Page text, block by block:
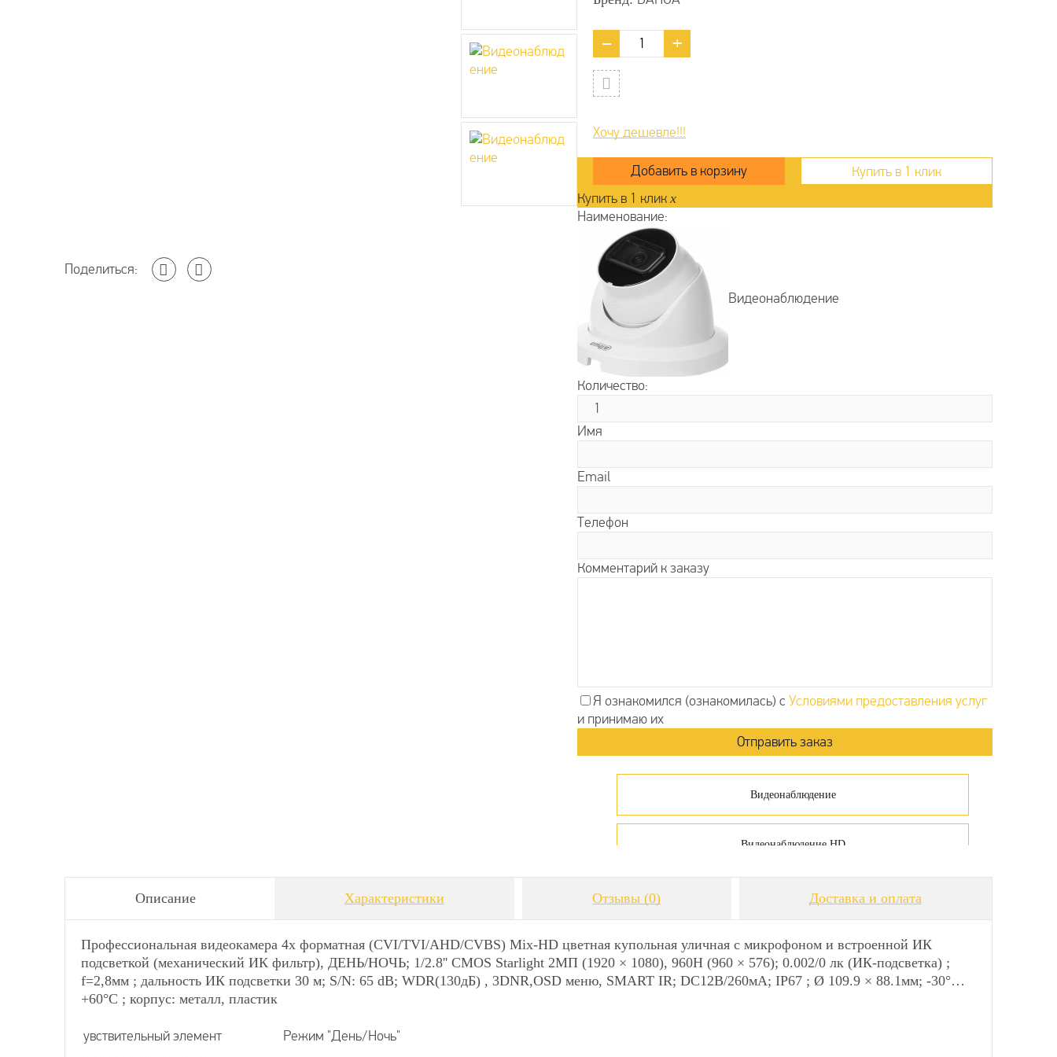
Поделиться:
Хочу дешевле!!!
Купить в 1 клик
Купить в 1 клик x
Наименование:
Видеонаблюдение
Количество:
Имя
Email
Телефон
Комментарий к заказу
Я ознакомился (ознакомилась) с Условиями предоставления услуг
и принимаю их
Видеонаблюдение
Видеонаблюдение HD
Камеры видеонаблюдения
Описание Характеристики Отзывы(0) Доставка и оплата
Профессиональная видеокамера 4х форматная (CVI/TVI/AHD/CVBS) Mix-HD цветная купольная уличная с микрофоном и встроенной ИК
подсветкой (механический ИК фильтр), ДЕНЬ/НОЧЬ; 1/2.8'' CMOS Starlight 2MП (1920 × 1080), 960H (960 × 576); 0.002/0 лк (ИК-подсветка) ;
f=2,8мм ; дальность ИК подсветки 30 м; S/N: 65 dB; WDR(130дБ) , 3DNR,OSD меню, SMART IR; DC12В/260мА; IP67 ; Ø 109.9 × 88.1мм; -30°…
+60°C ; корпус: металл, пластик
увствительный элемент
Режим "День/Ночь"